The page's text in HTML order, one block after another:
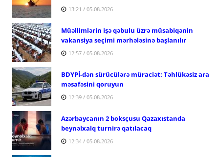
13:21 / 05.08.2026
Müəllimlərin işə qəbulu üzrə müsabiqənin
vakansiya seçimi mərhələsinə başlanılır
12:57 / 05.08.2026
BDYPİ-dən sürücülərə müraciət: Təhlükəsiz ara
məsafəsini qoruyun
12:39 / 05.08.2026
Azərbaycanın 2 boksçusu Qazaxıstanda
beynəlxalq turnirə qatılacaq
12:34 / 05.08.2026